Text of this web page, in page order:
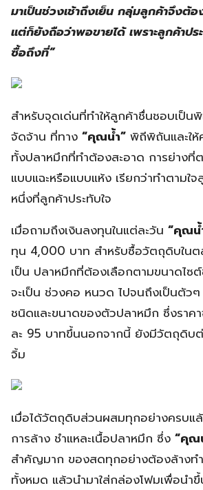
มาเป็นช่วงเช้าถึงเย็น กลุ่มลูกค้าจึงต้
แต่ก็ยังถือว่าพอขายได้ เพราะลูกค้าปร
ซื้อถึงที่”
สำหรับจุดเด่นที่ทำให้ลูกค้าชื่นชอบเป็น
จัดจ้าน ที่ทาง “คุณน้ำ” พิถีพิถันและใ
ทั้งปลาหมึกที่ทำต้องสะอาด การย่างที่ต
แบบแฉะหรือแบบแห้ง เรียกว่าทำตามใ
หนึ่งที่ลูกค้าประทับใจ
เมื่อถามถึงเงินลงทุนในแต่ละวัน “คุณน้
ทุน 4,000 บาท สำหรับซื้อวัตถุดิบในต
เป็น ปลาหมึกที่ต้องเลือกตามขนาดไซ
จะเป็น ช่วงคอ หนวด ไปจนถึงเป็นตัวๆ
ชนิดและขนาดของตัวปลาหมึก ซึ่งราค
ละ 95 บาทขึ้นนอกจากนี้ ยังมีวัตถุดิบ
จิ้ม
เมื่อได้วัตถุดิบส่วนผสมทุกอย่างครบแ
การล้าง ชำแหละเนื้อปลาหมึก ซึ่ง “คุณ
สำคัญมาก ของสดทุกอย่างต้องล้างท
ทั้งหมด แล้วนำมาใส่กล่องโฟมเพื่อนำขึ้